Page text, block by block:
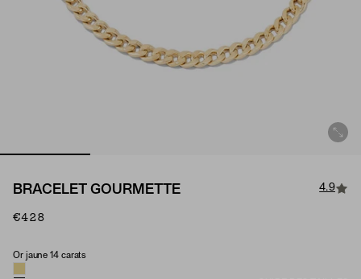
BRACELET GOURMETTE 4.9
€428
Matériau
Or jaune 14 carats